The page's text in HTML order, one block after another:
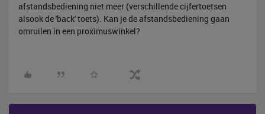
afstandsbediening niet meer (verschillende cijfertoetsen
alsook de 'back' toets). Kan je de afstandsbediening gaan
omruilen in een proximuswinkel?